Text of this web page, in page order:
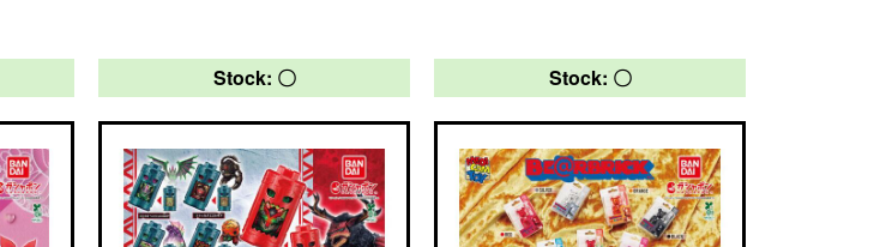
Stock: 〇 Stock: 〇